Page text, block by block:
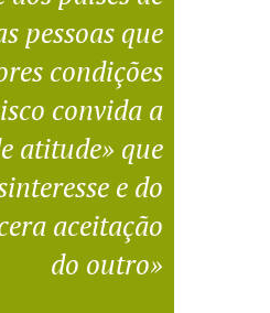
pessoas que
condições
convida a
atitude» que
e do
aceitação
do outro»